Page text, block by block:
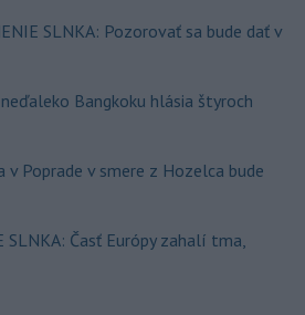
SLNKA: Pozorovať sa bude dať v
Bangkoku hlásia štyroch
v Poprade v smere z Hozelca bude
SLNKA: Časť Európy zahalí tma,